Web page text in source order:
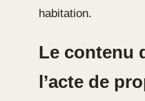
habitation.
Le contenu
l’acte de